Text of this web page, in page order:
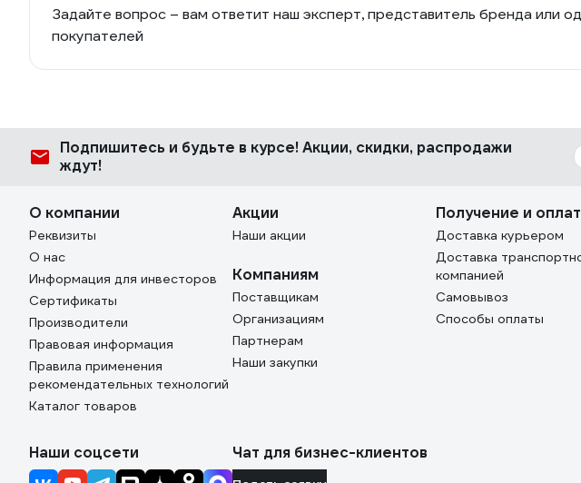
Задайте вопрос – вам ответит наш эксперт, представитель бренда или
покупателей
Подпишитесь и будьте в курсе! Акции, скидки, распродажи
ждут!
О компании
Реквизиты
О нас
Информация для инвесторов
Сертификаты
Производители
Правовая информация
Правила применения
рекомендательных технологий
Каталог товаров
Акции
Наши акции
Компаниям
Поставщикам
Организациям
Партнерам
Наши закупки
Получение и
Доставка курьером
Доставка
компанией
Самовывоз
Способы оплаты
Наши соцсети Чат для бизнес-клиентов